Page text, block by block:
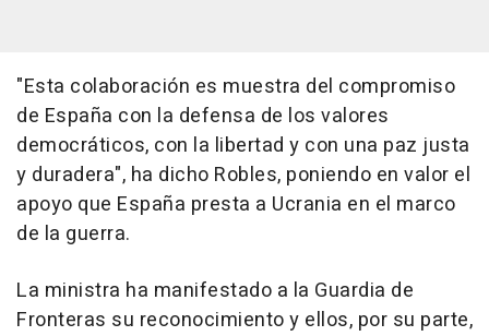
"Esta colaboración es muestra del compromiso
de España con la defensa de los valores
democráticos, con la libertad y con una paz justa
y duradera", ha dicho Robles, poniendo en valor el
apoyo que España presta a Ucrania en el marco
de la guerra.
La ministra ha manifestado a la Guardia de
Fronteras su reconocimiento y ellos, por su parte,